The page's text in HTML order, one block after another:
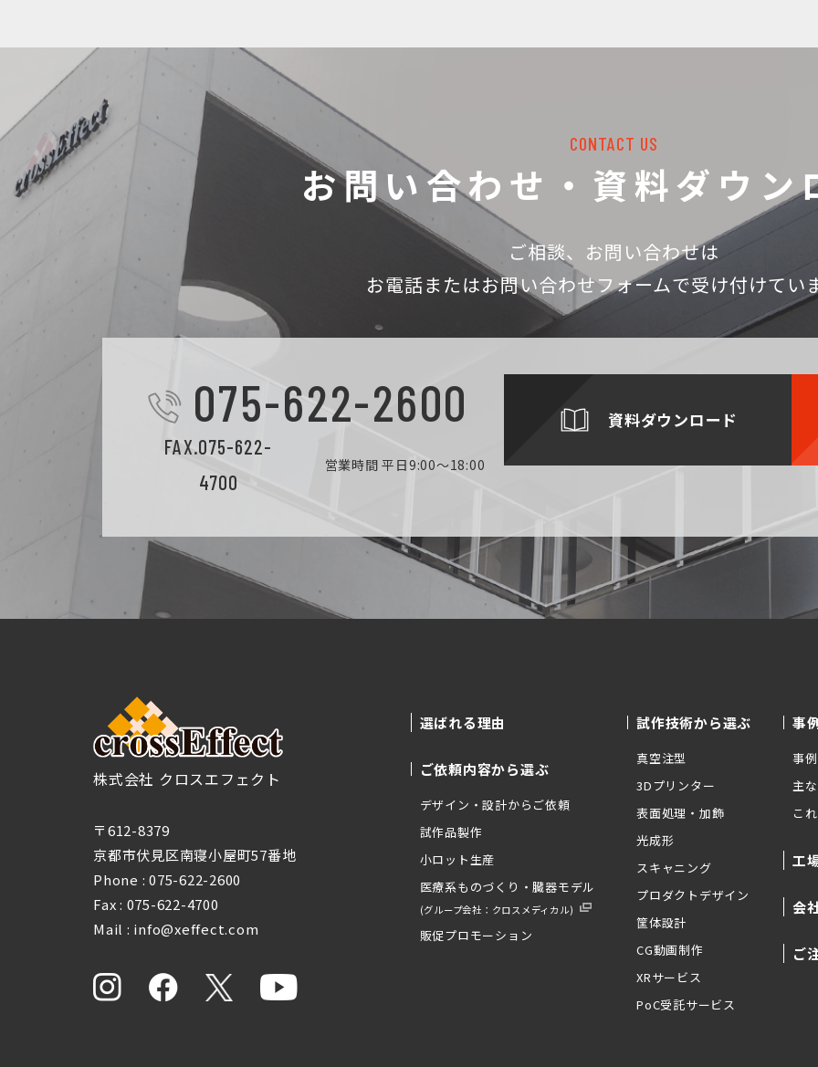
CONTACT US
お問い合わせ・資料ダウン
ご相談、お問い合わせは
お電話またはお問い合わせフォームで受け付けてい
075-622-2600
FAX.075-622-
4700
営業時間 平日9:00～18:00
資料ダウンロード
株式会社 クロスエフェクト
〒612-8379
京都市伏見区南寝小屋町57番地
Phone : 075-622-2600
Fax : 075-622-4700
Mail : info@xeffect.com
選ばれる理由
ご依頼内容から選ぶ
デザイン・設計からご依頼
試作品製作
小ロット生産
医療系ものづくり・臓器モデル
(グループ会社：クロスメディカル)
販促プロモーション
試作技術から選ぶ
真空注型
3Dプリンター
表面処理・加飾
光成形
スキャニング
プロダクトデザイン
筐体設計
CG動画制作
XRサービス
PoC受託サービス
事
事
主
こ
工
会
ご